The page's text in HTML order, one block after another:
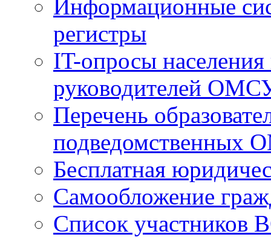
Информационные
регистры
IT-опросы населения
руководителей
Перечень
подведомственных
Бесплатная
Самообложение
Список участников